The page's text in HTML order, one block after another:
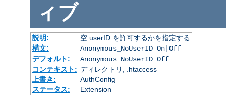
ィブ
説明:
空 userID を許可するかを指定する
構文:
Anonymous_NoUserID On|Off
デフォルト:
Anonymous_NoUserID Off
コンテキスト: ディレクトリ, .htaccess
上書き:
AuthConfig
ステータス:
Extension